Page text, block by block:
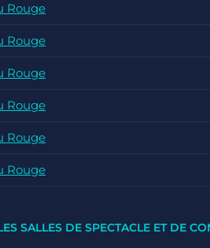
Rouge
Rouge
Rouge
Rouge
Rouge
Rouge
SALLES DE SPECTACLE ET DE